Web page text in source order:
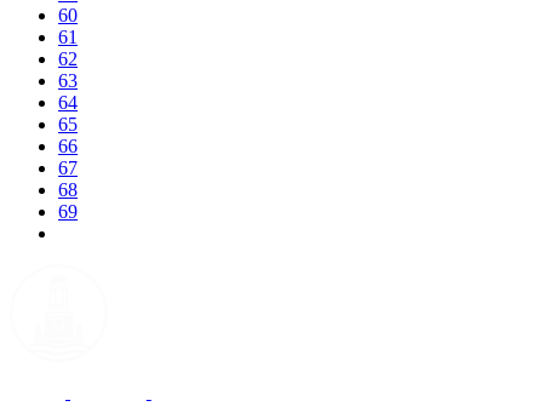
60
61
62
63
64
65
66
67
68
69